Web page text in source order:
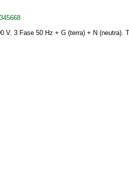
3 Fase 50 Hz + G (terra) + N (neutra).